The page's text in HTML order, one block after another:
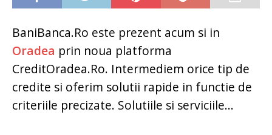
BaniBanca.Ro este prezent acum si in
Oradea prin noua platforma
CreditOradea.Ro. Intermediem orice tip de
credite si oferim solutii rapide in functie de
criteriile precizate. Solutiile si serviciile...